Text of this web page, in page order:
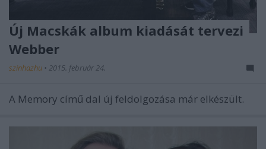
Új Macskák album kiadását tervezi
Webber
szinhazhu • 2015. február 24.
A Memory című dal új feldolgozása már elkészült.